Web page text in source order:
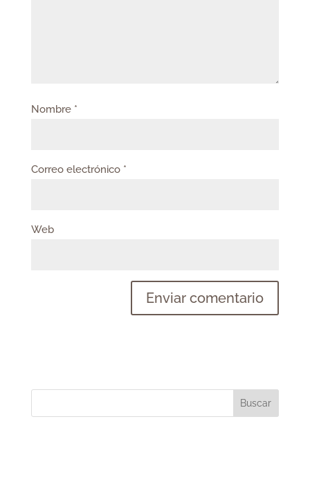
Nombre *
Correo electrónico *
Web
Buscar